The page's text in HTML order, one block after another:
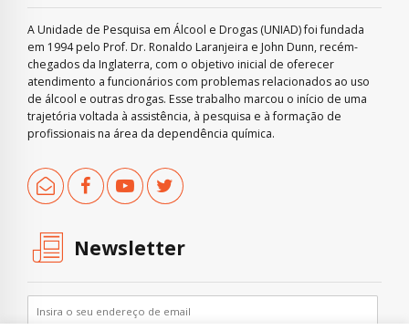
A Unidade de Pesquisa em Álcool e Drogas (UNIAD) foi fundada
em 1994 pelo Prof. Dr. Ronaldo Laranjeira e John Dunn, recém-
chegados da Inglaterra, com o objetivo inicial de oferecer
atendimento a funcionários com problemas relacionados ao uso
de álcool e outras drogas. Esse trabalho marcou o início de uma
trajetória voltada à assistência, à pesquisa e à formação de
profissionais na área da dependência química.
Newsletter